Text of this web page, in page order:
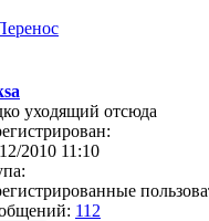
уходящий отсюда
2010 11:10
112